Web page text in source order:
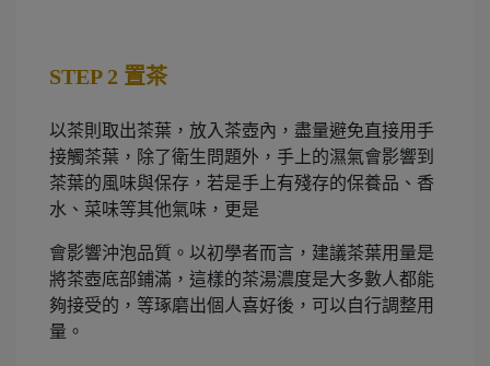
STEP 2 置茶
以茶則取出茶葉，放入茶壺內，盡量避免直接用手
接觸茶葉，除了衛生問題外，手上的濕氣會影響到
茶葉的風味與保存，若是手上有殘存的保養品、香
水、菜味等其他氣味，更是
會影響沖泡品質。以初學者而言，建議茶葉用量是
將茶壺底部鋪滿，這樣的茶湯濃度是大多數人都能
夠接受的，等琢磨出個人喜好後，可以自行調整用
量。